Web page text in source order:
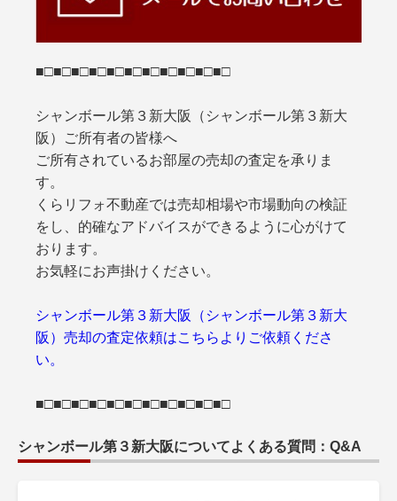
■□■□■□■□■□■□■□■□■□■□■□
シャンボール第３新大阪（シャンボール第３新大
阪）ご所有者の皆様へ
ご所有されているお部屋の売却の査定を承りま
す。
くらリフォ不動産では売却相場や市場動向の検証
をし、的確なアドバイスができるように心がけて
おります。
お気軽にお声掛けください。
シャンボール第３新大阪（シャンボール第３新大
阪）売却の査定依頼はこちらよりご依頼くださ
い。
■□■□■□■□■□■□■□■□■□■□■□
シャンボール第３新大阪についてよくある質問：Q&A